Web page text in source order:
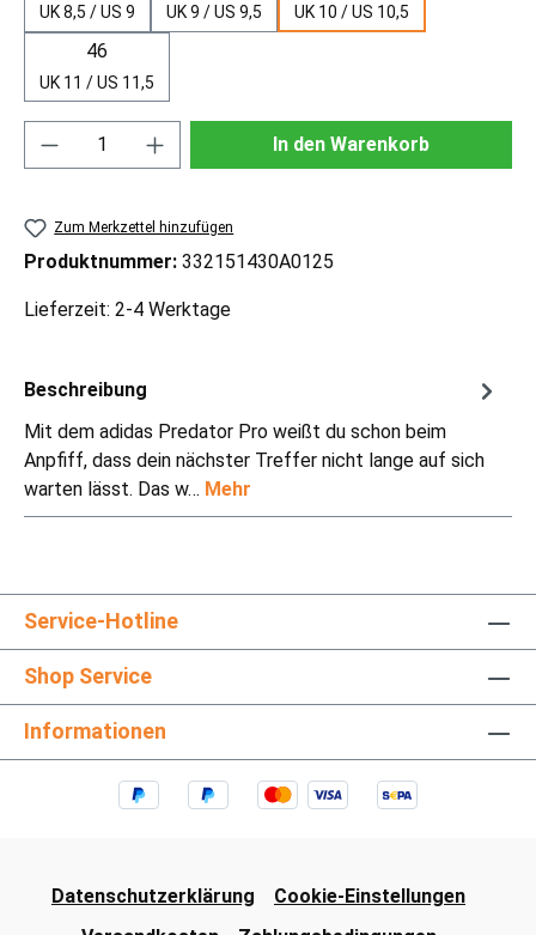
UK 8,5 / US 9 UK 9 / US 9,5 UK 10 / US 10,5
46
UK 11 / US 11,5
Produkt Anzahl: Gib den gewünschten
In den Warenkorb
Zum Merkzettel hinzufügen
Produktnummer: 332151430A0125
Lieferzeit: 2-4 Werktage
Beschreibung
Mit dem adidas Predator Pro weißt du schon beim
Anpfiff, dass dein nächster Treffer nicht lange auf sich
warten lässt. Das w… Mehr
Service-Hotline
Shop Service
Informationen
Datenschutzerklärung
Cookie-Einstellungen